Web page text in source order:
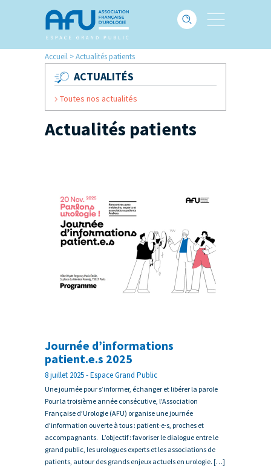
Accueil >Actualités patients
ACTUALITÉS
Toutes nos actualités
Actualités patients
Journée d’informations
patient.e.s 2025
8 juillet 2025 - Espace Grand Public
Une journée pour s’informer, échanger et libérer la parole
Pour la troisième année consécutive, l’Association
Française d’Urologie (AFU) organise une journée
d’information ouverte à tous : patient·e·s, proches et
accompagnants. L’objectif : favoriser le dialogue entre le
grand public, les urologues experts et les associations de
patients, autour des grands enjeux actuels en urologie. […]